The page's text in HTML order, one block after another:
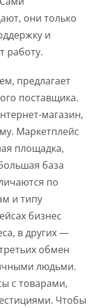
они только
и
работу.
предлагает
поставщика.
магазин,
Маркетплейс
площадка,
база
по
и типу
бизнес
в других —
обмен
людьми.
с товарами,
Чтобы